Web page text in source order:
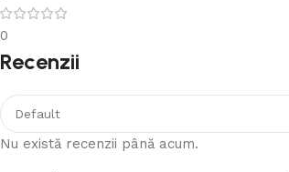
0
Recenzii
Nu există recenzii până acum.